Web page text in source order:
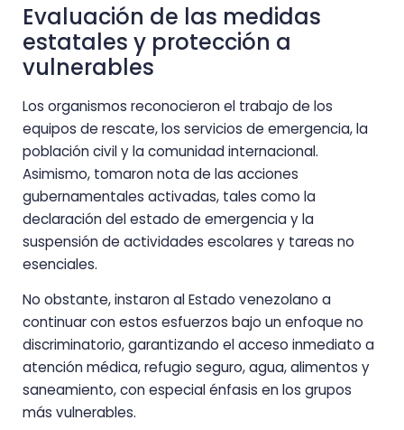
Evaluación de las medidas
estatales y protección a
vulnerables
Los organismos reconocieron el trabajo de los
equipos de rescate, los servicios de emergencia, la
población civil y la comunidad internacional.
Asimismo, tomaron nota de las acciones
gubernamentales activadas, tales como la
declaración del estado de emergencia y la
suspensión de actividades escolares y tareas no
esenciales.
No obstante, instaron al Estado venezolano a
continuar con estos esfuerzos bajo un enfoque no
discriminatorio, garantizando el acceso inmediato a
atención médica, refugio seguro, agua, alimentos y
saneamiento, con especial énfasis en los grupos
más vulnerables.